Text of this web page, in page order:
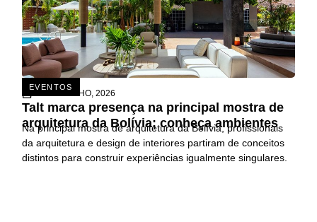
EVENTOS
26 DE JUNHO, 2026
Talt marca presença na principal mostra de
arquitetura da Bolívia; conheça ambientes
Na principal mostra de arquitetura da Bolívia, profissionais
da arquitetura e design de interiores partiram de conceitos
distintos para construir experiências igualmente singulares.